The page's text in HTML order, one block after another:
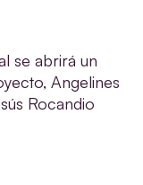
se abrirá un
Angelines
Rocandio